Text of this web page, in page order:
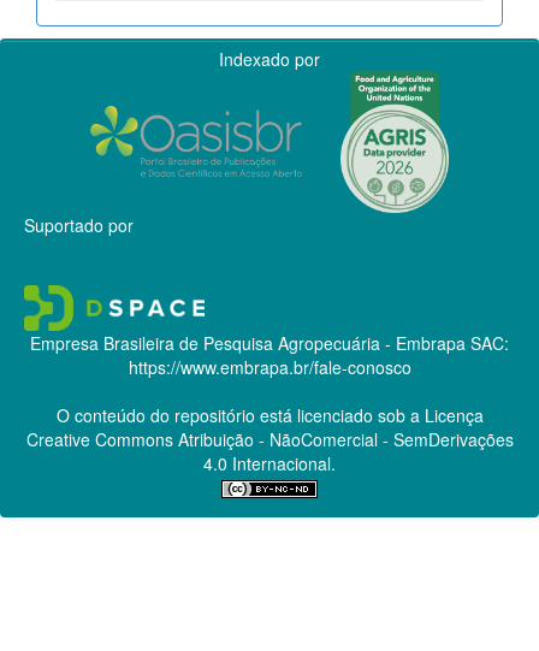
Indexado por
Suportado por
Empresa Brasileira de Pesquisa Agropecuária - Embrapa SAC:
https://www.embrapa.br/fale-conosco
O conteúdo do repositório está licenciado sob a Licença
Creative CommonsAtribuição - NãoComercial - SemDerivações
4.0 Internacional.